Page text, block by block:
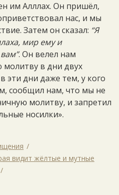
им Алллах. Он пришёл,
нас, и мы
Затем он сказал: “Я
мир ему и
. Он велел нам
в дни двух
эти дни даже тем, у кого
сообщил нам, что мы не
молитву, и запретил
носилки».
видит жёлтые и мутные